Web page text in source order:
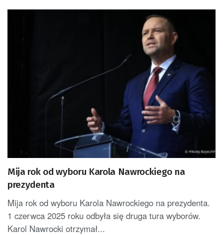
Mija rok od wyboru Karola Nawrockiego na
prezydenta
Mija rok od wyboru Karola Nawrockiego na prezydenta.
1 czerwca 2025 roku odbyła się druga tura wyborów.
Karol Nawrocki otrzymał...